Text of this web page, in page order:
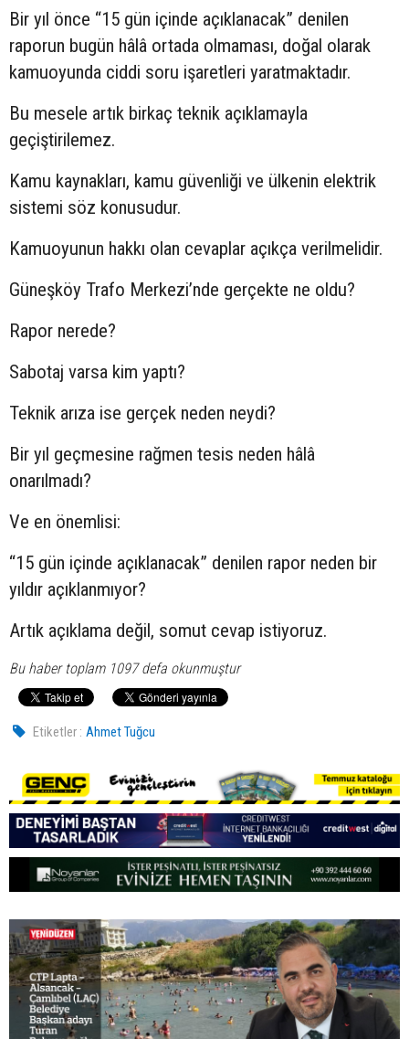
Bir yıl önce “15 gün içinde açıklanacak” denilen
raporun bugün hâlâ ortada olmaması, doğal olarak
kamuoyunda ciddi soru işaretleri yaratmaktadır.
Bu mesele artık birkaç teknik açıklamayla
geçiştirilemez.
Kamu kaynakları, kamu güvenliği ve ülkenin elektrik
sistemi söz konusudur.
Kamuoyunun hakkı olan cevaplar açıkça verilmelidir.
Güneşköy Trafo Merkezi’nde gerçekte ne oldu?
Rapor nerede?
Sabotaj varsa kim yaptı?
Teknik arıza ise gerçek neden neydi?
Bir yıl geçmesine rağmen tesis neden hâlâ
onarılmadı?
Ve en önemlisi:
“15 gün içinde açıklanacak” denilen rapor neden bir
yıldır açıklanmıyor?
Artık açıklama değil, somut cevap istiyoruz.
Bu haber toplam 1097 defa okunmuştur
Etiketler : Ahmet Tuğcu